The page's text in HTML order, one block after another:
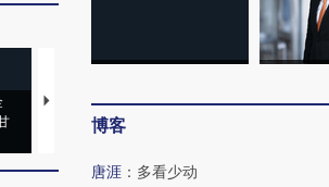
马航飞行员跨国走私7万
粒摇头丸 尿检体内含3种
视线｜被称为“蟑螂
博客
唐涯 ： 多看少动